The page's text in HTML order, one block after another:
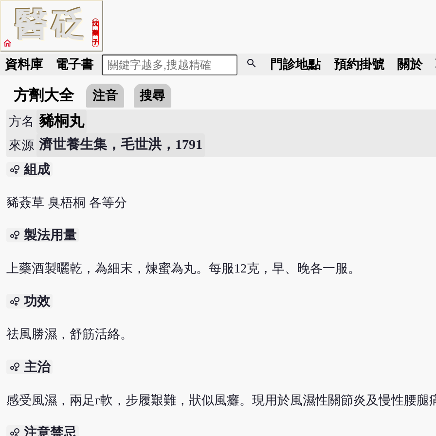
醫砭
沈
藥
子
home
資料庫 電子書 search 門診地點 預約掛號 關於
方劑大全 注音
搜尋
方名 豨桐丸
來源 濟世養生集，毛世洪，1791
bubble_chart 組成
豨薟草 臭梧桐 各等分
bubble_chart 製法用量
上藥酒製曬乾，為細末，煉蜜為丸。每服12克，早、晚各一服。
bubble_chart 功效
祛風勝濕，舒筋活絡。
bubble_chart 主治
感受風濕，兩足г軟，步履艱難，狀似風癱。現用於風濕性關節炎及慢性腰腿
bubble_chart 注意禁忌